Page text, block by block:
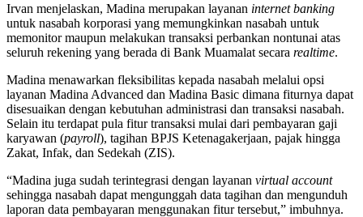
Irvan menjelaskan, Madina merupakan layanan internet banking
untuk nasabah korporasi yang memungkinkan nasabah untuk
memonitor maupun melakukan transaksi perbankan nontunai atas
seluruh rekening yang berada di Bank Muamalat secara realtime.
Madina menawarkan fleksibilitas kepada nasabah melalui opsi
layanan Madina Advanced dan Madina Basic dimana fiturnya dapat
disesuaikan dengan kebutuhan administrasi dan transaksi nasabah.
Selain itu terdapat pula fitur transaksi mulai dari pembayaran gaji
karyawan (payroll), tagihan BPJS Ketenagakerjaan, pajak hingga
Zakat, Infak, dan Sedekah (ZIS).
“Madina juga sudah terintegrasi dengan layanan virtual account
sehingga nasabah dapat mengunggah data tagihan dan mengunduh
laporan data pembayaran menggunakan fitur tersebut,” imbuhnya.